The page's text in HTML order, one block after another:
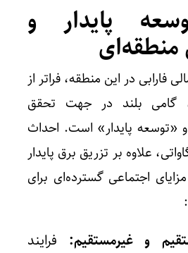
پایدار و
منطقه‌ای
فارابی در این منطقه، فراتر از
گامی بلند در جهت تحقق
«توسعه پایدار» است. احداث
نیروگاه ۴۰ مگاواتی، علاوه بر تزریق برق پایدار
اجتماعی گسترده‌ای برای
و غیرمستقیم: فرایند